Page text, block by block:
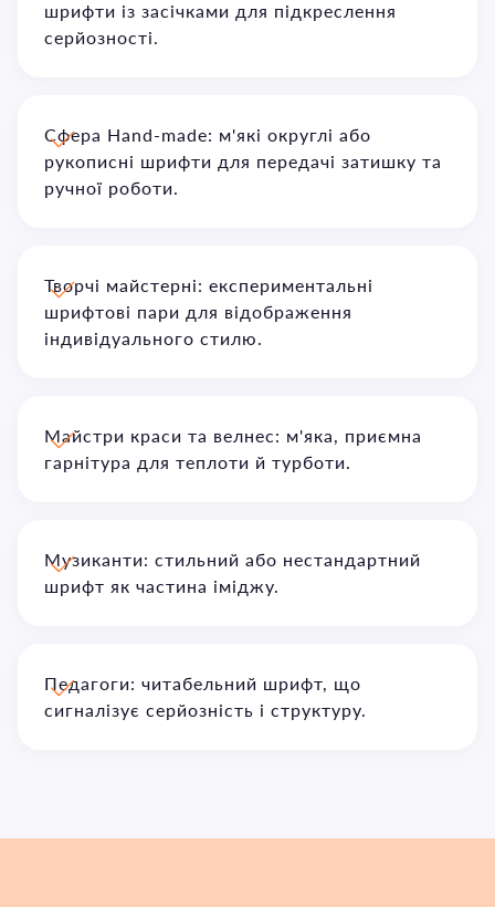
шрифти із засічками для підкреслення
серйозності.
Сфера Hand-made: м'які округлі або
рукописні шрифти для передачі затишку та
ручної роботи.
Творчі майстерні: експериментальні
шрифтові пари для відображення
індивідуального стилю.
Майстри краси та велнес: м'яка, приємна
гарнітура для теплоти й турботи.
Музиканти: стильний або нестандартний
шрифт як частина іміджу.
Педагоги: читабельний шрифт, що
сигналізує серйозність і структуру.